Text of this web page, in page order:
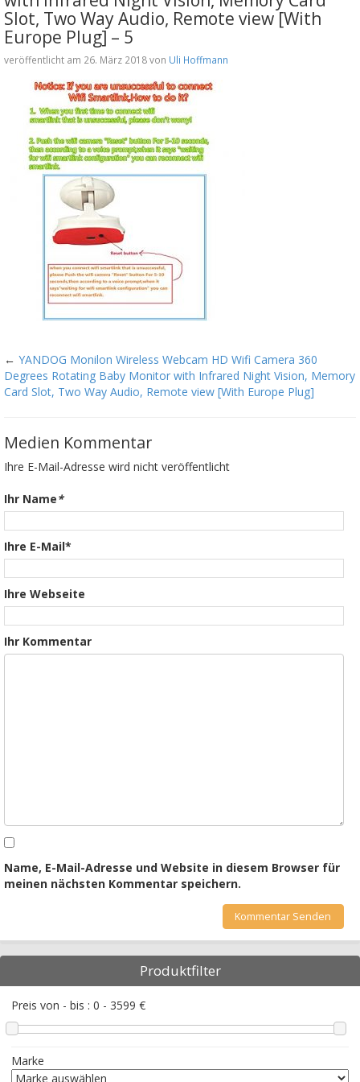
Slot, Two Way Audio, Remote view [With
Europe Plug] – 5
veröffentlicht am 26. März 2018 von Uli Hoffmann
← YANDOG Monilon Wireless Webcam HD Wifi Camera 360
Degrees Rotating Baby Monitor with Infrared Night Vision, Memory
Card Slot, Two Way Audio, Remote view [With Europe Plug]
Medien Kommentar
Ihre E-Mail-Adresse wird nicht veröffentlicht
Ihr Name*
Ihre E-Mail*
Ihre Webseite
Ihr Kommentar
Name, E-Mail-Adresse und Website in diesem Browser für
meinen nächsten Kommentar speichern.
Produktfilter
Preis von - bis : 0 - 3599 €
Marke